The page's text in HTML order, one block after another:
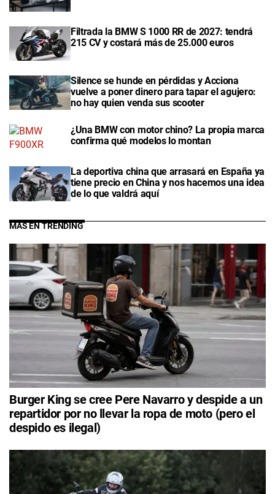
Filtrada la BMW S 1000 RR de 2027: tendrá
215 CV y costará más de 25.000 euros
Silence se hunde en pérdidas y Acciona
vuelve a poner dinero para tapar el agujero:
no hay quien venda sus scooter
¿Una BMW con motor chino? La propia marca
confirma qué modelos lo montan
La deportiva china que arrasará en España ya
tiene precio en China y nos hacemos una idea
de lo que valdrá aquí
MÁS EN TRENDING
Burger King se cree Pere Navarro y despide a un
repartidor por no llevar la ropa de moto (pero el
despido es ilegal)